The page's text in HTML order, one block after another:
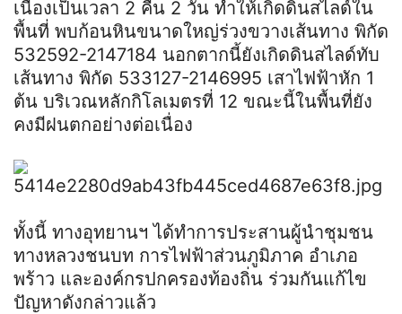
เนื่องเป็นเวลา​ 2​ คืน​ 2​ วัน​ ทำให้เกิดดินสไลด์ใน
พื้นที่ พบก้อนหินขนาดใหญ่ร่วงขวางเส้นทาง พิกัด​
532592-​2147184 นอกตากนี้ยังเกิดดินสไลด์ทับ
เส้นทาง พิกัด​ 533127-2146995 เสาไฟฟ้าหัก 1
ต้น บริเวณหลักกิโลเมตรที่​ 12​ ขณะนี้ในพื้นที่ยัง
คงมีฝนตกอย่างต่อเนื่อง
ทั้งนี้ ทางอุทยานฯ ได้ทำการประสานผู้นำชุมชน
ทางหลวงชนบท การไฟฟ้าส่วนภูมิภาค อำเภอ
พร้าว และองค์กรปกครองท้องถิ่น ร่วมกันแก้ไข
ปัญหาดังกล่าวแล้ว